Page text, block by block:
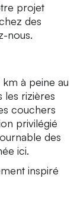
projet
des
nous.
km à peine au
les rizières
couchers
privilégié
des
ici.
inspiré